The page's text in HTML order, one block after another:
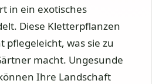
in ein exotisches
Diese Kletterpflanzen
pflegeleicht, was sie zu
macht. Ungesunde
Ihre Landschaft